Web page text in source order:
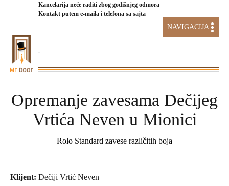
Kancelarija neće raditi zbog godišnjeg odmora
Kontakt putem e-maila i telefona sa sajta
.
NAVIGACIJA
AKCIJA STAKLENI SISTEMI
Opremanje zavesama Dečijeg
Vrtića Neven u Mionici
Rolo Standard zavese različitih boja
Klijent: Dečiji Vrtić Neven